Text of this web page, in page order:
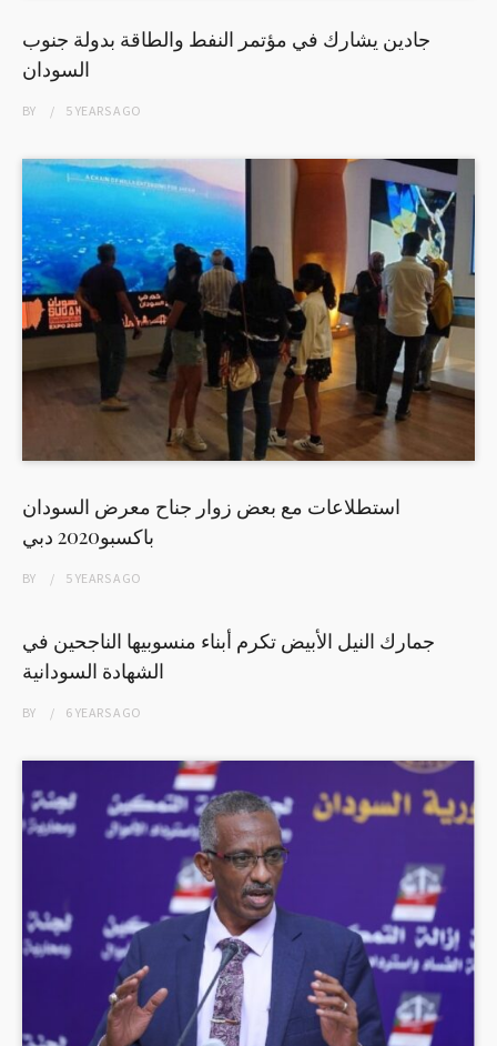
جادين يشارك في مؤتمر النفط والطاقة بدولة جنوب
السودان
BY 5 YEARSAGO
استطلاعات مع بعض زوار جناح معرض السودان
باكسبو2020 دبي
BY 5 YEARSAGO
جمارك النيل الأبيض تكرم أبناء منسوبيها الناجحين في
الشهادة السودانية
BY 6 YEARSAGO